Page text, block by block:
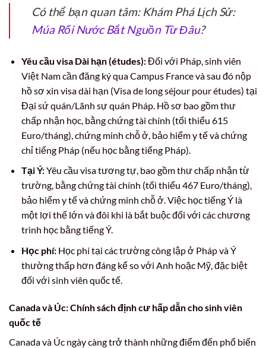
Có thể bạn quan tâm: Khám Phá Lịch Sử:
Múa Rối Nước Bắt Nguồn Từ Đâu?
Yêu cầu visa Dài hạn (études):Đối với Pháp, sinh viên
Việt Nam cần đăng ký qua Campus France và sau đó nộp
hồ sơ xin visa dài hạn (Visa de long séjour pour études) tại
Đại sứ quán/Lãnh sự quán Pháp. Hồ sơ bao gồm thư
chấp nhận học, bằng chứng tài chính (tối thiểu 615
Euro/tháng), chứng minh chỗ ở, bảo hiểm y tế và chứng
chỉ tiếng Pháp (nếu học bằng tiếng Pháp).
Tại Ý:Yêu cầu visa tương tự, bao gồm thư chấp nhận từ
trường, bằng chứng tài chính (tối thiểu 467 Euro/tháng),
bảo hiểm y tế và chứng minh chỗ ở. Việc học tiếng Ý là
một lợi thế lớn và đôi khi là bắt buộc đối với các chương
trình học bằng tiếng Ý.
Học phí:Học phí tại các trường công lập ở Pháp và Ý
thường thấp hơn đáng kể so với Anh hoặc Mỹ, đặc biệt
đối với sinh viên quốc tế.
Canada và Úc: Chính sách định cư hấp dẫn cho sinh viên
quốc tế
Canada và Úc ngày càng trở thành những điểm đến phổ biến